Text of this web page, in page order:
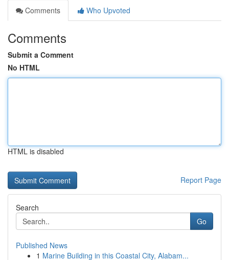
Comments
Who Upvoted
Comments
Submit a Comment
No HTML
HTML is disabled
Report Page
Search
Go
Published News
1 Marine Building in this Coastal City, Alabam...